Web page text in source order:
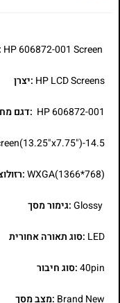
HP LCD Screens :יצרן
HP 606872-001 :דגם
14.5-inch WideScreen(13.25"x7.75")
WXGA(1366*768)
Glossy:גימור מסך
LED :סוג תאורה אחורית
40pin:סוג חיבור
Brand New :מצב מסך